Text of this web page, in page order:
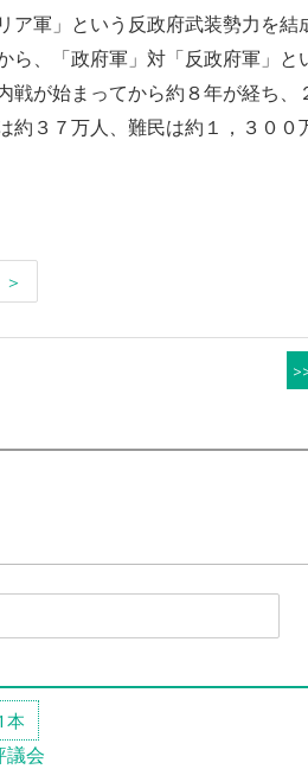
軍」という反政府武装勢力を結
、「政府軍」対「反政府軍」と
が始まってから約８年が経ち、
約３７万人、難民は約１，３００
＞
本
議会